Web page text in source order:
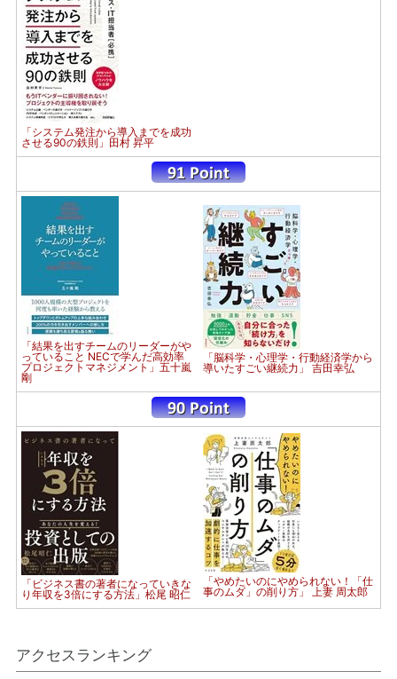
「システム発注から導入までを成功
させる90の鉄則」田村 昇平
「結果を出すチームのリーダーがや
っていること NECで学んだ高効率
プロジェクトマネジメント」五十嵐
剛
「脳科学・心理学・行動経済学から
導いたすごい継続力」 吉田幸弘
「ビジネス書の著者になっていきな
り年収を3倍にする方法」松尾 昭仁
「やめたいのにやめられない！「仕
事のムダ」の削り方」 上妻 周太郎
アクセスランキング